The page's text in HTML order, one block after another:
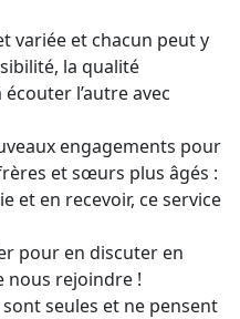
variée et chacun peut y
la qualité
l’autre avec
engagements pour
et sœurs plus âgés :
et en recevoir, ce service
pour en discuter en
nous rejoindre !
seules et ne pensent